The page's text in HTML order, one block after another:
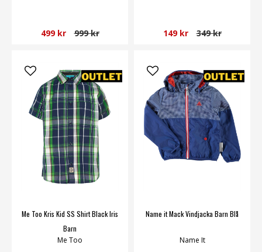
499 kr 999 kr 149 kr 349 kr
Me Too Kris Kid SS Shirt Black Iris
Barn
Me Too
Name it Mack Vindjacka Barn Blå
Name It